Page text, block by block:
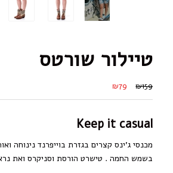
טיילור שורטס
₪159
₪79
Keep it casual
מכנסי ג’ינס קצרים בגזרת בוייפרנד נינוחה
בשמש החמה . טישרט הורסת וסניקרס ואת